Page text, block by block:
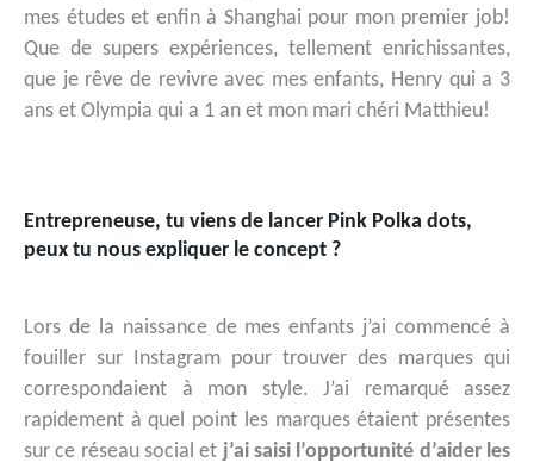
mes études et enfin à Shanghai pour mon premier job!
Que de supers expériences, tellement enrichissantes,
que je rêve de revivre avec mes enfants, Henry qui a 3
ans et Olympia qui a 1 an et mon mari chéri Matthieu!
Entrepreneuse, tu viens de lancer Pink Polka dots,
peux tu nous expliquer le concept ?
Lors de la naissance de mes enfants j’ai commencé à
fouiller sur Instagram pour trouver des marques qui
correspondaient à mon style. J’ai remarqué assez
rapidement à quel point les marques étaient présentes
sur ce réseau social et j’ai saisi l’opportunité d’aider les